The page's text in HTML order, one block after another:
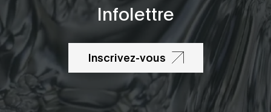
Infolettre
Inscrivez-vous